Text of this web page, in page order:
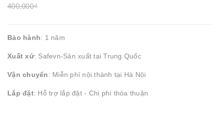
400.000₫
Bảo hành: 1 năm
Xuất xứ: Safevn-Sản xuất tại Trung Quốc
Vận chuyển: Miễn phí nội thành tại Hà Nội
Lắp đặt: Hỗ trợ lắp đặt - Chi phí thỏa thuận